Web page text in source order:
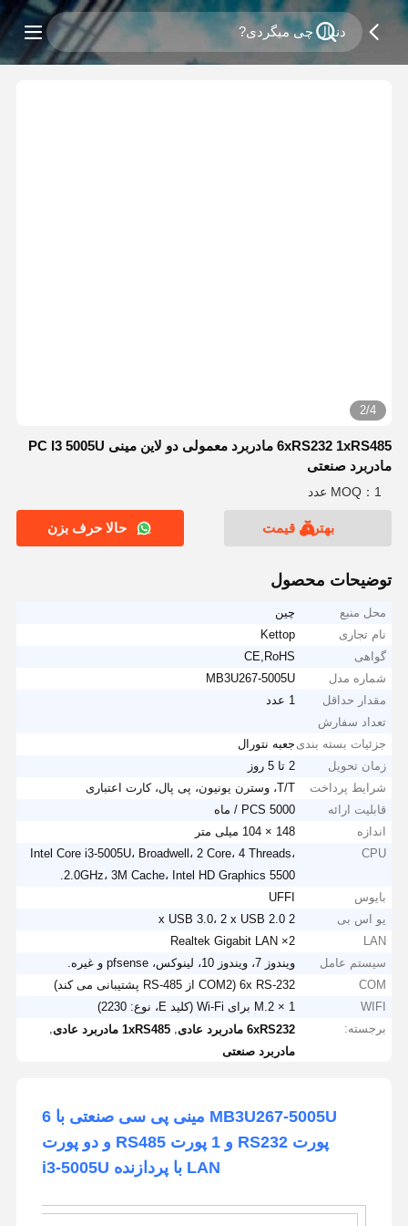
2/4
6xRS232 1xRS485 مادربرد معمولی دو لاین مینی PC I3 5005U
مادربرد صنعتی
MOQ：1 عدد
بهترین قیمت حالا حرف بزن
توضیحات محصول
محل منبع
چین
نام تجاری
Kettop
گواهی
CE,RoHS
شماره مدل
MB3U267-5005U
مقدار حداقل
تعداد سفارش
1 عدد
جزئیات بسته بندی جعبه نتورال
زمان تحویل
2 تا 5 روز
شرایط پرداخت
T/T، وسترن یونیون، پی پال، کارت اعتباری
قابلیت ارائه
5000 PCS / ماه
اندازه
148 × 104 میلی متر
CPU
Intel Core i3-5005U، Broadwell، 2 Core، 4 Threads،
2.0GHz، 3M Cache، Intel HD Graphics 5500.
بایوس
UFFI
یو اس بی
2 x USB 3.0، 2 x USB 2.0
LAN
2× Realtek Gigabit LAN
سیستم عامل
ویندوز 7، ویندوز 10، لینوکس، pfsense و غیره.
COM
6x RS-232 (COM2 از RS-485 پشتیبانی می کند)
WIFI
1 × M.2 برای Wi-Fi (کلید E، نوع: 2230)
برجسته:
6xRS232 مادربرد عادی ,1xRS485 مادربرد عادی
مادربرد صنعتی
MB3U267-5005U مینی پی سی صنعتی با 6
پورت RS232 و 1 پورت RS485 و دو پورت
LAN با پردازنده i3-5005U